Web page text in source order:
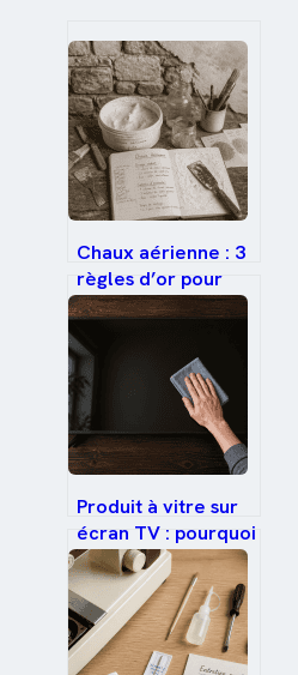
Chaux aérienne : 3
règles d’or pour
réussir vos enduits
Produit à vitre sur
écran TV : pourquoi
ce geste ruine
votre dalle OLED